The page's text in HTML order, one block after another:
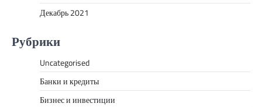
Декабрь 2021
Рубрики
Uncategorised
Банки и кредиты
Бизнес и инвестиции